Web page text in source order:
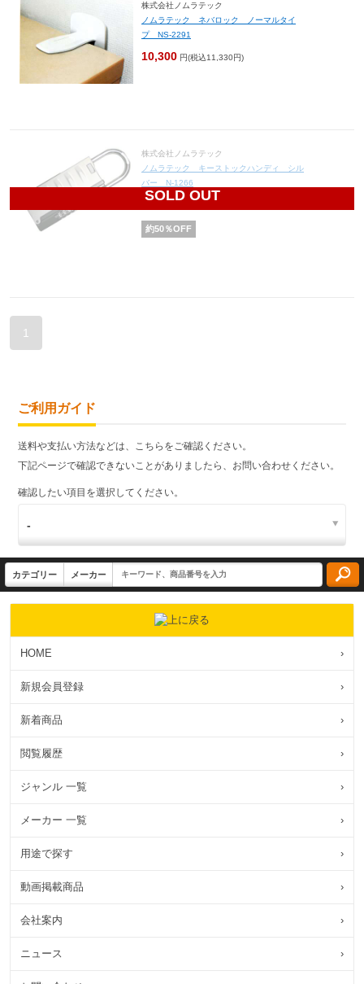
株式会社ノムラテック
ノムラテック ネバロック ノーマルタイ
プ NS-2291
10,300 円(税込11,330円)
SOLD OUT
株式会社ノムラテック
ノムラテック キーストックハンディ シル
バー N-1266
1,400
約50％OFF
1
ご利用ガイド
送料や支払い方法などは、こちらをご確認ください。
下記ページで確認できないことがありましたら、お問い合わせください。
確認したい項目を選択してください。
HOME ›
新規会員登録 ›
新着商品 ›
閲覧履歴 ›
ジャンル 一覧 ›
メーカー 一覧 ›
用途で探す ›
動画掲載商品 ›
会社案内 ›
ニュース ›